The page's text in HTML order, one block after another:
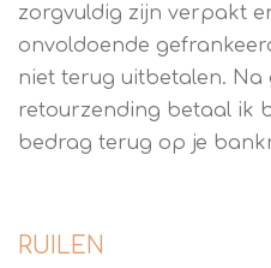
zorgvuldig zijn verpakt
onvoldoende
niet terug uitbetalen. Na
retourzending betaal ik
bedrag terug op je
RUILEN